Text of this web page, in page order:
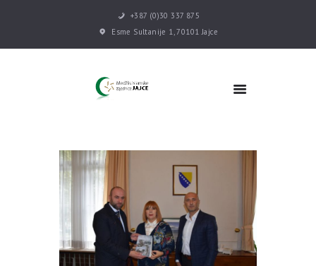
+387 (0)30 337 875
Esme Sultanije 1, 70101 Jajce
POČETNA
DŽEMATI
MEKTEB
ASOCIJACIJE
USLUGE
MULTIMEDIJA
KONTAKT